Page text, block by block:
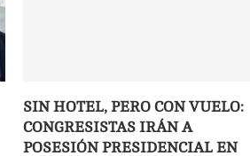
SIN HOTEL, PERO CON VUELO:
CONGRESISTAS IRÁN A
POSESIÓN PRESIDENCIAL EN